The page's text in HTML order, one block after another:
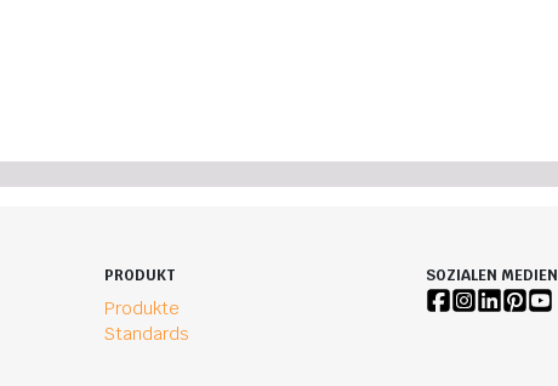
PRODUKT
Produkte
Standards
SOZIALEN MEDIEN